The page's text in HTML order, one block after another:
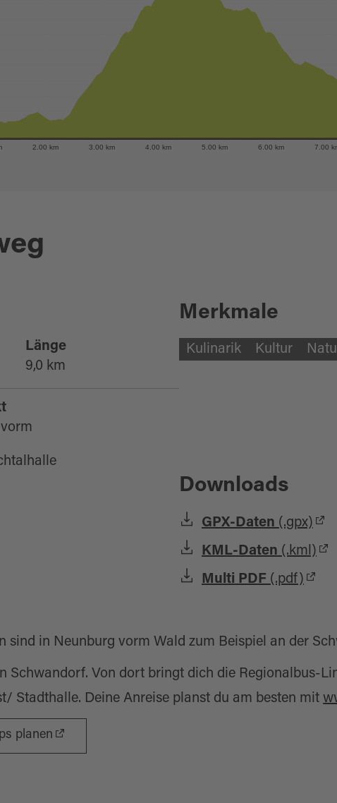
2.00 km 3.00 km 4.00 km 5.00 km 6.00 km 7.00
Länge
9,0 km
Merkmale
Kulinarik Kultur
Downloads
GPX-Daten (.gpx)
KML-Daten (.kml)
Multi PDF (.pdf)
sind in Neunburg vorm Wald zum Beispiel an der
Schwandorf. Von dort bringt dich die Regionalbus-
Stadthalle. Deine Anreise planst du am besten mit
planen